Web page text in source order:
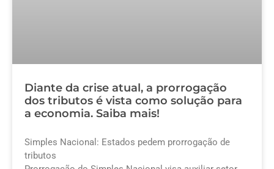
Diante da crise atual, a prorrogação
dos tributos é vista como solução para
a economia. Saiba mais!
Simples Nacional: Estados pedem prorrogação de
tributos